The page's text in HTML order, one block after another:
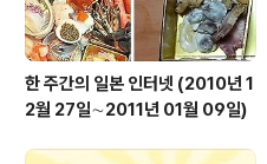
한 주간의 일본 인터넷 (2010년 1
2월 27일∼2011년 01월 09일)